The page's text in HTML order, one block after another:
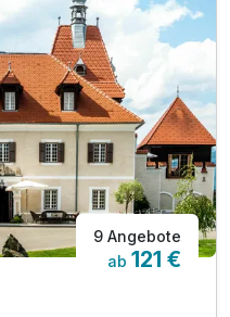
9 Angebote
ab 121 €